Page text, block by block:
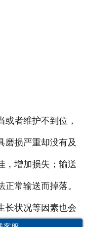
者维护不到位，
磨损严重却没有及
，增加损失；输送
常输送而掉落。
状况等因素也会